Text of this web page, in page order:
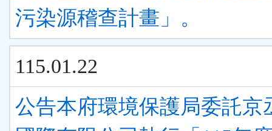
污染源稽查計畫」。
115.01.22
公告本府環境保護局委託京